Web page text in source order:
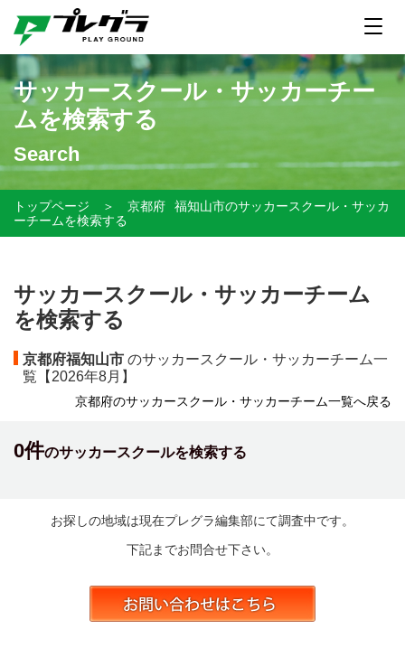
サッカースクール・サッカーチー
ムを検索する
Search
トップページ ＞ 京都府
福知山市のサッカースクール・サッカ
ーチームを検索する
サッカースクール・サッカーチーム
を検索する
京都府福知山市 のサッカースクール・サッカーチーム一
覧【 2026年8月】
京都府のサッカースクール・サッカーチーム一覧へ戻る
0件のサッカースクールを検索する
お探しの地域は現在プレグラ編集部にて調査中です。
下記までお問合せ下さい。